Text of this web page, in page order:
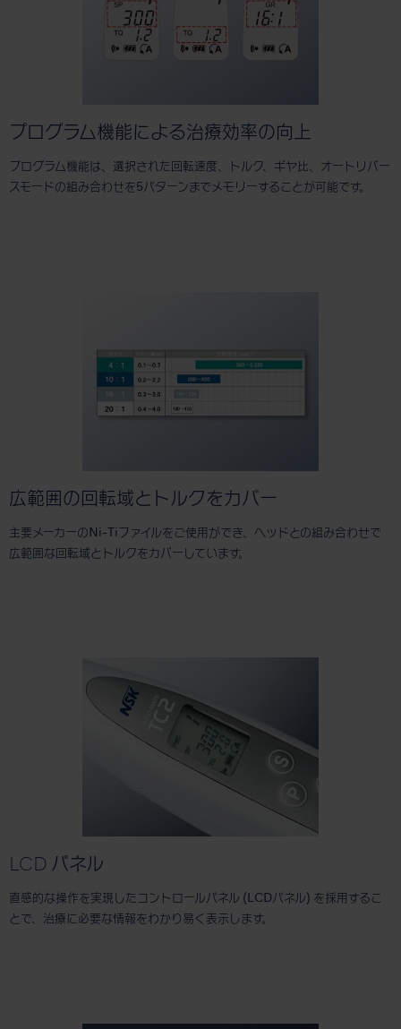
プログラム機能による治療効率の向上
プログラム機能は、選択された回転速度、トルク、ギヤ比、オートリバー
スモードの組み合わせを5パターンまでメモリーすることが可能です。
広範囲の回転域とトルクをカバー
主要メーカーのNi-Tiファイルをご使用ができ、ヘッドとの組み合わせで
広範囲な回転域とトルクをカバーしています。
LCD パネル
直感的な操作を実現したコントロールパネル (LCDパネル) を採用するこ
とで、治療に必要な情報をわかり易く表示します。